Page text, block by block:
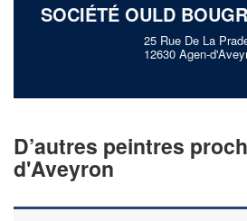
SOCIÉTÉ OULD
25 Rue De La
12630 Agen-
D’autres peintres
d'Aveyron